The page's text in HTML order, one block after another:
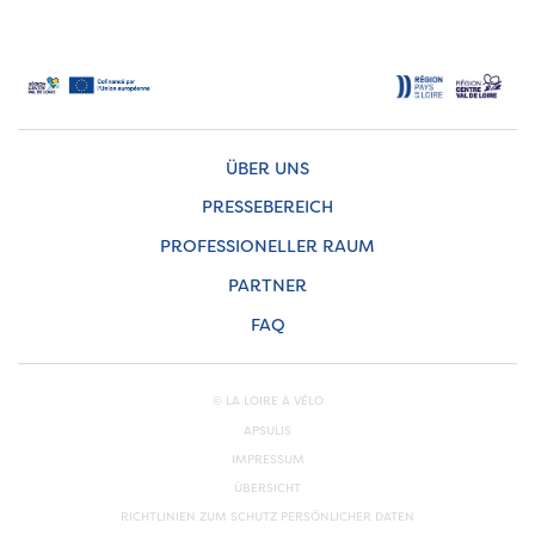
ÜBER UNS
PRESSEBEREICH
PROFESSIONELLER RAUM
PARTNER
FAQ
© LA LOIRE À VÉLO
APSULIS
IMPRESSUM
ÜBERSICHT
RICHTLINIEN ZUM SCHUTZ PERSÖNLICHER DATEN